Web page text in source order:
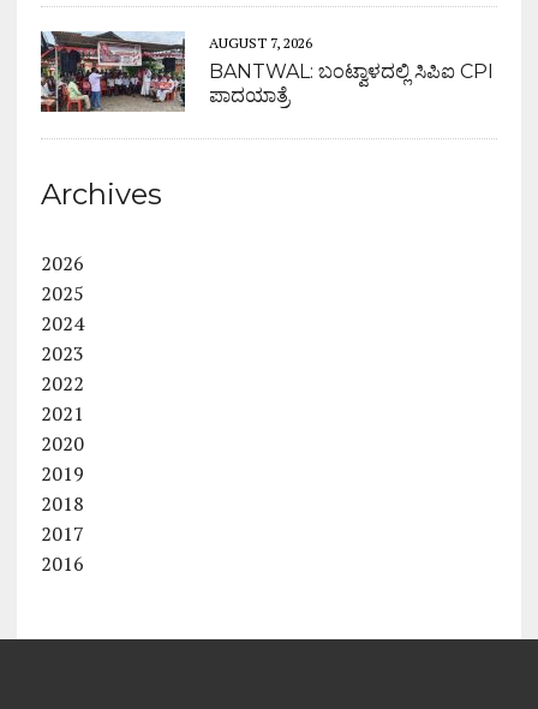
AUGUST 7, 2026
BANTWAL: ಬಂಟ್ವಾಳದಲ್ಲಿ ಸಿಪಿಐ CPI
ಪಾದಯಾತ್ರೆ
Archives
2026
2025
2024
2023
2022
2021
2020
2019
2018
2017
2016